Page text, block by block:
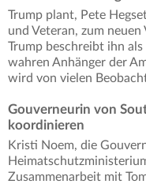
Trump plant, Pete
und Veteran, zum
Trump beschreibt ihn
wahren Anhänger der
wird von vielen
Gouverneurin von
koordinieren
Kristi Noem, die
Zusammenarbeit mit